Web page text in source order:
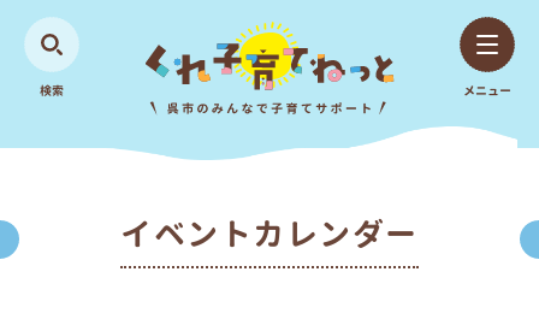
検索 メニュー
イベントカレンダー